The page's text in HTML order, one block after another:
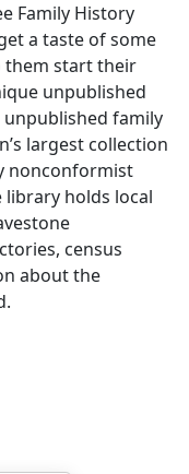
Family History
a taste of some
them start their
unpublished
family
largest collection
nonconformist
holds local
census
about the